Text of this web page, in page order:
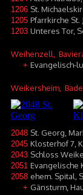
1206 St.
1205 Pfarrkirche
1203 Unteres Tor,
Weihenzell ,
+ Evangelisch-
Weikersheim ,
2048 St. Georg,
2045 Klosterhof 7,
2043 Schloss
2051 Evangelische
2058 ehem. Spital,
+ Gänsturm,